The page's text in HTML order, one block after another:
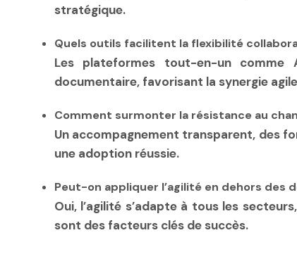
stratégique.
Quels outils facilitent la flexibilité
Les plateformes tout-en-un comme
documentaire, favorisant la synergie
Comment surmonter la résistance au
Un accompagnement transparent, des
une adoption réussie.
Peut-on appliquer l’agilité en dehors des
Oui, l’agilité s’adapte à tous les
sont des facteurs clés de succès.